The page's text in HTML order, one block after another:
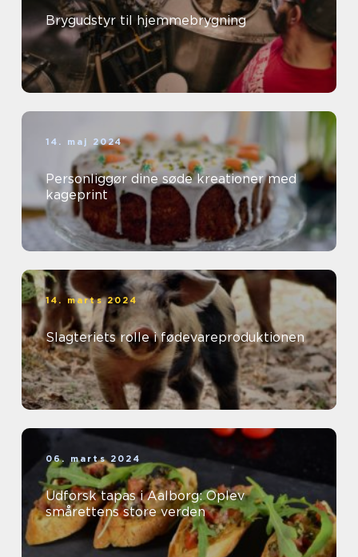
Brygudstyr til hjemmebrygning
14. maj 2024
Personliggør dine søde kreationer med
kageprint
14. marts 2024
Slagteriets rolle i fødevareproduktionen
06. marts 2024
Udforsk tapas i Aalborg: Oplev
smårettens store verden